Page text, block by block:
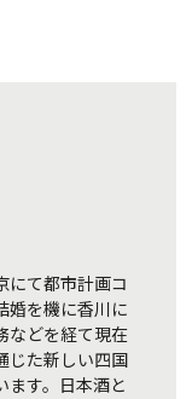
にて都市計画コ
婚を機に香川に
などを経て現在
じた新しい四国
ます。日本酒と